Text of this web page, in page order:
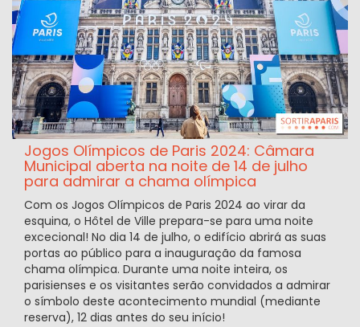
Jogos Olímpicos de Paris 2024: Câmara
Municipal aberta na noite de 14 de julho
para admirar a chama olímpica
Com os Jogos Olímpicos de Paris 2024 ao virar da
esquina, o Hôtel de Ville prepara-se para uma noite
excecional! No dia 14 de julho, o edifício abrirá as suas
portas ao público para a inauguração da famosa
chama olímpica. Durante uma noite inteira, os
parisienses e os visitantes serão convidados a admirar
o símbolo deste acontecimento mundial (mediante
reserva), 12 dias antes do seu início!